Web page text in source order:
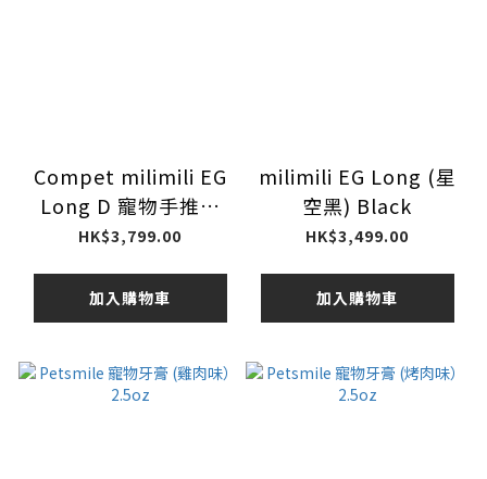
Compet milimili EG
Long D 寵物手推車
(間條藍) Navy Stripe
HK$3,799.00
加入購物車
milimili EG Long (星
空黑) Black
HK$3,499.00
加入購物車